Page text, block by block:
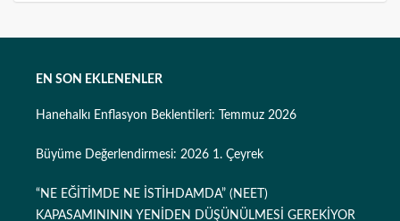
EN SON EKLENENLER
Hanehalkı Enflasyon Beklentileri: Temmuz 2026
Büyüme Değerlendirmesi: 2026 1. Çeyrek
“NE EĞİTİMDE NE İSTİHDAMDA” (NEET)
KAPASAMINININ YENİDEN DÜŞÜNÜLMESİ GEREKİYOR